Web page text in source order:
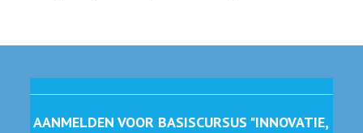
AANMELDEN VOOR BASISCURSUS "INNOVATIE,